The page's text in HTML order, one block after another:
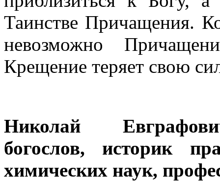
Таинстве Причащения.
невозможно
Крещение теряет свою
Николай
богослов, историк
химических наук,